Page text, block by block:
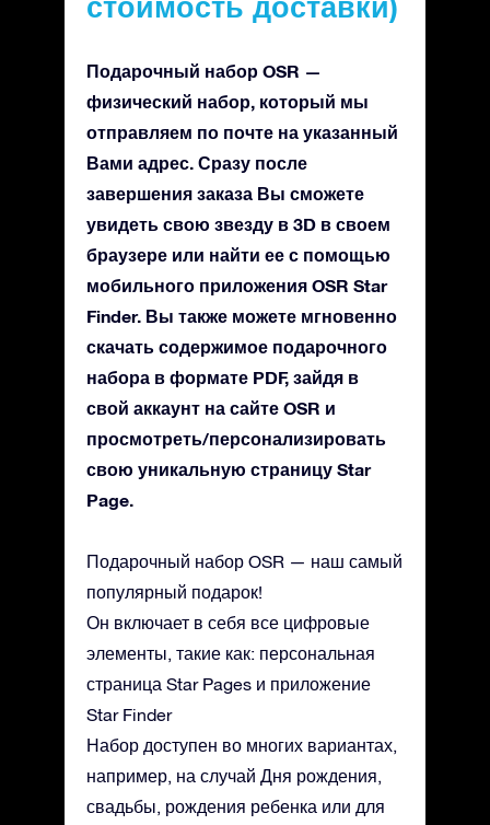
Подарочный набор OSR —
физический набор, который мы
отправляем по почте на указанный
Вами адрес. Сразу после
завершения заказа Вы сможете
увидеть свою звезду в 3D в своем
браузере или найти ее с помощью
мобильного приложения OSR Star
Finder. Вы также можете мгновенно
скачать содержимое подарочного
набора в формате PDF, зайдя в
свой аккаунт на сайте OSR и
просмотреть/персонализировать
свою уникальную страницу Star
Page.
Подарочный набор OSR — наш самый
популярный подарок!
Он включает в себя все цифровые
элементы, такие как: персональная
страница Star Pages и приложение
Star Finder
Набор доступен во многих вариантах,
например, на случай Дня рождения,
свадьбы, рождения ребенка или для